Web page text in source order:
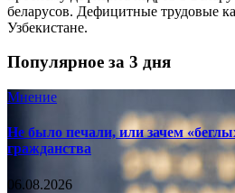
беларусов. Дефицитные трудовые
Узбекистане.
Популярное за 3 дня
Мнение
Не было печали, или зачем
гражданства
06.08.2026